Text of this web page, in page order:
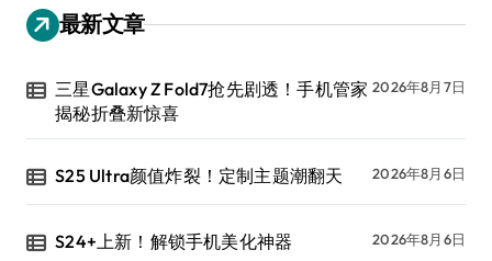
最新文章
三星Galaxy Z Fold7抢先剧透！手机管家
揭秘折叠新惊喜
2026年8月7日
S25 Ultra颜值炸裂！定制主题潮翻天 2026年8月6日
S24+上新！解锁手机美化神器 2026年8月6日